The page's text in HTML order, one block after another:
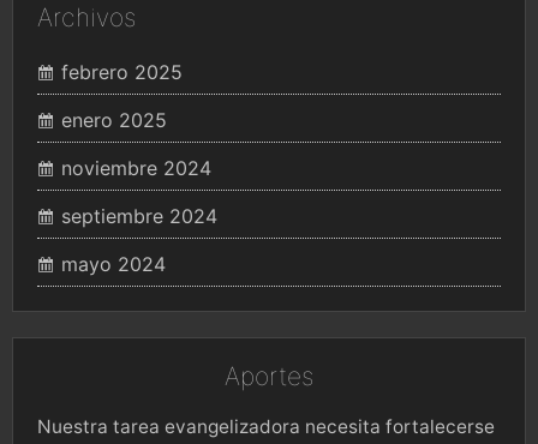
Archivos
febrero 2025
enero 2025
noviembre 2024
septiembre 2024
mayo 2024
Aportes
Nuestra tarea evangelizadora necesita fortalecerse